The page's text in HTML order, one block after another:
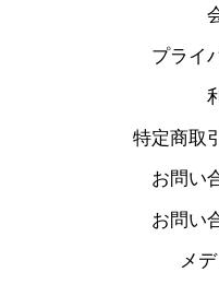
プライ
特定商取
お問い
お問い
メ